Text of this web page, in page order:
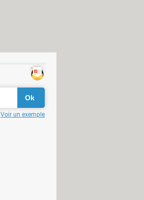
Voir un exemple